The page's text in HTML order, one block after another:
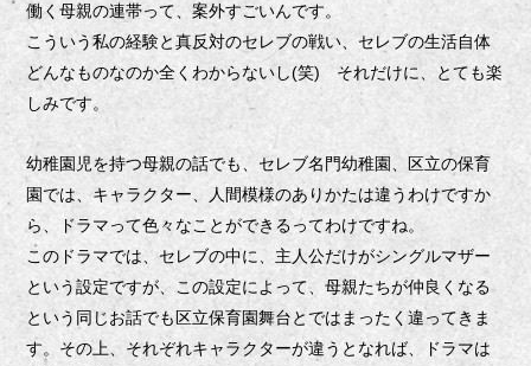
働く母親の連帯って、案外すごいんです。
こういう私の経験と真反対のセレブの戦い、セレブの生活自体
どんなものなのか全くわからないし(笑) それだけに、とても楽
しみです。
幼稚園児を持つ母親の話でも、セレブ名門幼稚園、区立の保育
園では、キャラクター、人間模様のありかたは違うわけですか
ら、ドラマって色々なことができるってわけですね。
このドラマでは、セレブの中に、主人公だけがシングルマザー
という設定ですが、この設定によって、母親たちが仲良くなる
という同じお話でも区立保育園舞台とではまったく違ってきま
す。その上、それぞれキャラクターが違うとなれば、ドラマは